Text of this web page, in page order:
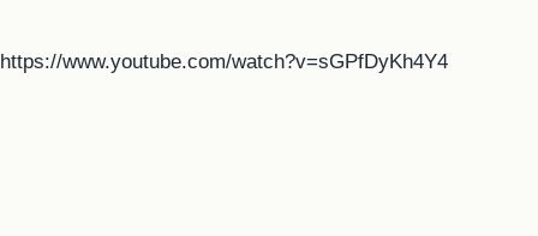
https://www.youtube.com/watch?v=sGPfDyKh4Y4